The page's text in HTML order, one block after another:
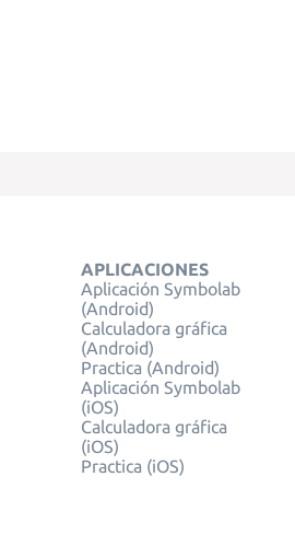
APLICACIONES
Aplicación Symbolab
(Android)
Calculadora gráfica
(Android)
Practica (Android)
Aplicación Symbolab
(iOS)
Calculadora gráfica
(iOS)
Practica (iOS)